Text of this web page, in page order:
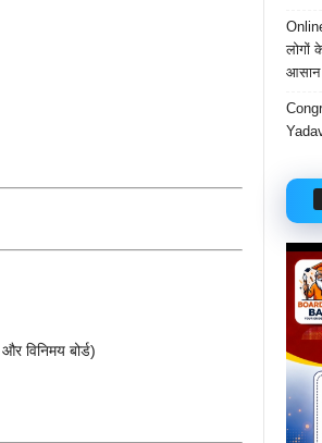
विनिमय बोर्ड)
लोगों
आसान